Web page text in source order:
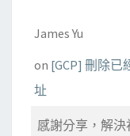
James Yu
on [GCP] 刪除已
址
感謝分享，解